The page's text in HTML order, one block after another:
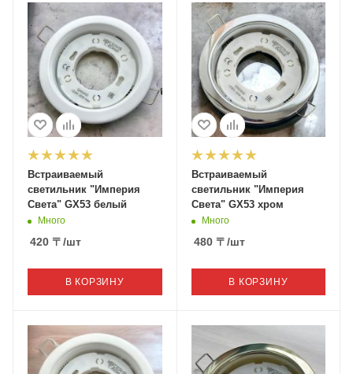
Встраиваемый
светильник "Империя
Света" GX53 белый
Много
420 〒/шт
В КОРЗИНУ
Встраиваемый
светильник "Империя
Света" GX53 хром
Много
480〒/шт
В КОРЗИНУ